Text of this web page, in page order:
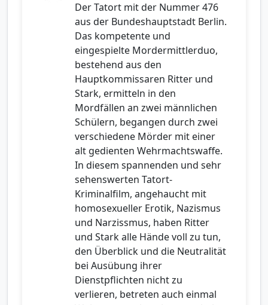
Der Tatort mit der Nummer 476
aus der Bundeshauptstadt Berlin.
Das kompetente und
eingespielte Mordermittlerduo,
bestehend aus den
Hauptkommissaren Ritter und
Stark, ermitteln in den
Mordfällen an zwei männlichen
Schülern, begangen durch zwei
verschiedene Mörder mit einer
alt gedienten Wehrmachtswaffe.
In diesem spannenden und sehr
sehenswerten Tatort-
Kriminalfilm, angehaucht mit
homosexueller Erotik, Nazismus
und Narzissmus, haben Ritter
und Stark alle Hände voll zu tun,
den Überblick und die Neutralität
bei Ausübung ihrer
Dienstpflichten nicht zu
verlieren, betreten auch einmal